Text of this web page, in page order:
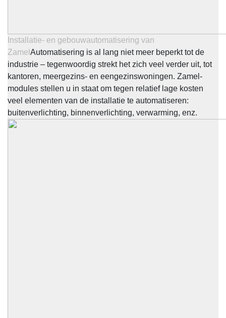
Installatie- en gebouwautomatisering van
Zamel Automatisering is al lang niet meer beperkt tot de
industrie – tegenwoordig strekt het zich veel verder uit, tot
kantoren, meergezins- en eengezinswoningen. Zamel-
modules stellen u in staat om tegen relatief lage kosten
veel elementen van de installatie te automatiseren:
buitenverlichting, binnenverlichting, verwarming, enz.